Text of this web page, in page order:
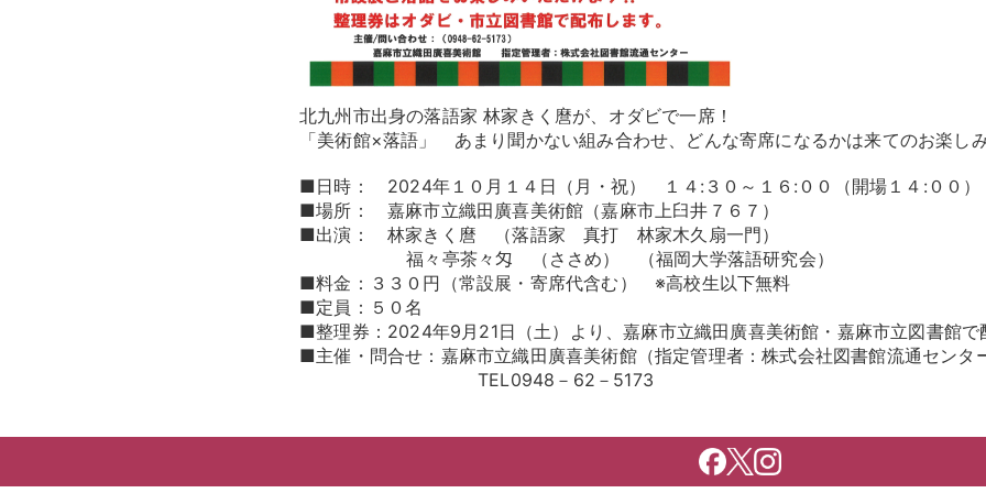
北九州市出身の落語家 林家きく麿が、オダビで一席！
「美術館×落語」 あまり聞かない組み合わせ、どんな寄席になるかは来てのお楽しみ
■日時： 2024年１０月１４日（月・祝） １４:３０～１６:００（開場１４:００）
■場所： 嘉麻市立織田廣喜美術館（嘉麻市上臼井７６７）
■出演： 林家きく麿 （落語家 真打 林家木久扇一門）
福々亭茶々匁 （ささめ） （福岡大学落語研究会）
■料金：３３０円（常設展・寄席代含む） ※高校生以下無料
■定員：５０名
■整理券：2024年9月21日（土）より、嘉麻市立織田廣喜美術館・嘉麻市立図書館で
■主催・問合せ：嘉麻市立織田廣喜美術館（指定管理者：株式会社図書館流通センタ
TEL0948－62－5173